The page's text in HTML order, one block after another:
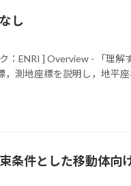
し
：ENRI ] Overview - 「理
，測地座標を説明し，地平
条件とした移動体向